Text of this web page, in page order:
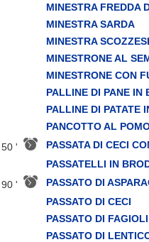
MINESTRA FREDDA
MINESTRA SARDA
MINESTRA
MINESTRONE AL
MINESTRONE CON
PALLINE DI PANE IN
PALLINE DI PATATE
PANCOTTO AL
50 '
PASSATA DI CECI
PASSATELLI IN
90 '
PASSATO DI
PASSATO DI CECI
PASSATO DI
PASSATO DI